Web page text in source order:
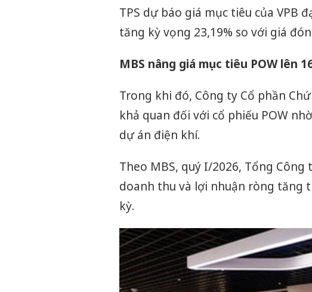
TPS dự báo giá mục tiêu của VPB
tăng kỳ vọng 23,19% so với giá
MBS nâng giá mục tiêu POW lên
Trong khi đó, Công ty Cổ phần
khả quan đối với cổ phiếu POW
dự án điện khí.
Theo MBS, quý I/2026, Tổng
doanh thu và lợi nhuận ròng tăng
kỳ.